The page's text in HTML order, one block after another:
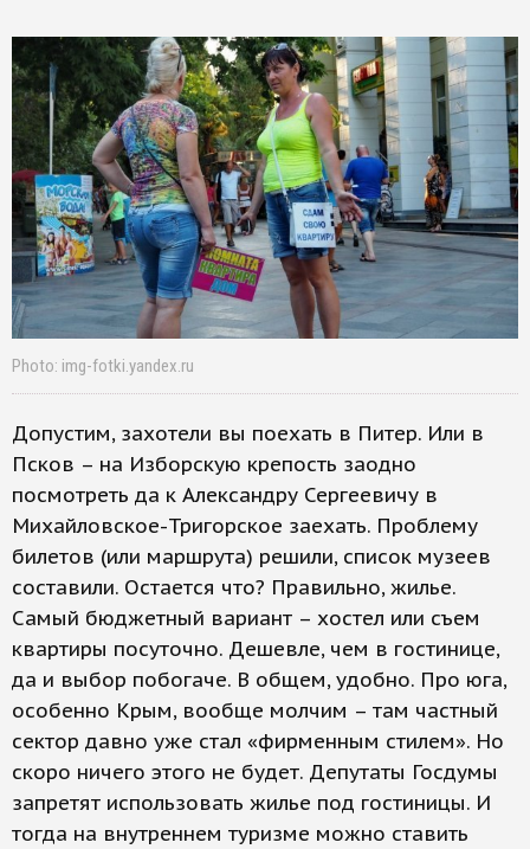
Photo: img-fotki.yandex.ru
Допустим, захотели вы поехать в Питер. Или в
Псков – на Изборскую крепость заодно
посмотреть да к Александру Сергеевичу в
Михайловское-Тригорское заехать. Проблему
билетов (или маршрута) решили, список музеев
составили. Остается что? Правильно, жилье.
Самый бюджетный вариант – хостел или съем
квартиры посуточно. Дешевле, чем в гостинице,
да и выбор побогаче. В общем, удобно. Про юга,
особенно Крым, вообще молчим – там частный
сектор давно уже стал «фирменным стилем». Но
скоро ничего этого не будет. Депутаты Госдумы
запретят использовать жилье под гостиницы. И
тогда на внутреннем туризме можно ставить